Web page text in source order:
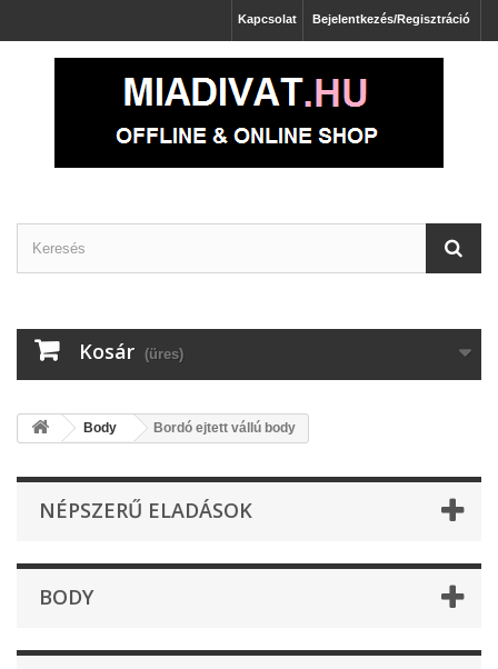
Bejelentkezés/Regisztráció
Kapcsolat
Kosár (üres)
Body Bordó ejtett vállú body
NÉPSZERŰ ELADÁSOK
BODY